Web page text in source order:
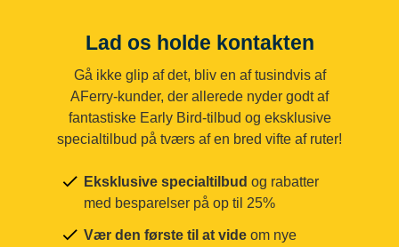
Lad os holde kontakten
Gå ikke glip af det, bliv en af tusindvis af
AFerry-kunder, der allerede nyder godt af
fantastiske Early Bird-tilbud og eksklusive
specialtilbud på tværs af en bred vifte af ruter!
Eksklusive specialtilbud og rabatter
med besparelser på op til 25%
Vær den første til at vide om nye